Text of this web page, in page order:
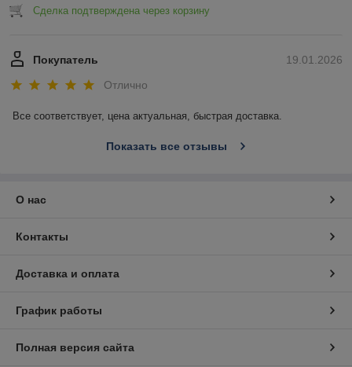
Сделка подтверждена через корзину
19.01.2026
Покупатель
Отлично
Все соответствует, цена актуальная, быстрая доставка.
Показать все отзывы
О нас
Контакты
Доставка и оплата
График работы
Полная версия сайта